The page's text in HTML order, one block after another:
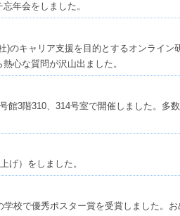
年会をしました。
)のキャリア支援を目的とするオンライン
心な質問が沢山出ました。
館3階310、314号室で開催しました。多
げ）をしました。
校で優秀ポスター賞を受賞しました。お